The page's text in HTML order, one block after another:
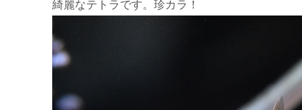
綺麗なテトラです。珍カラ！